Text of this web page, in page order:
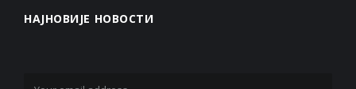
НАЈНОВИЈЕ НОВОСТИ